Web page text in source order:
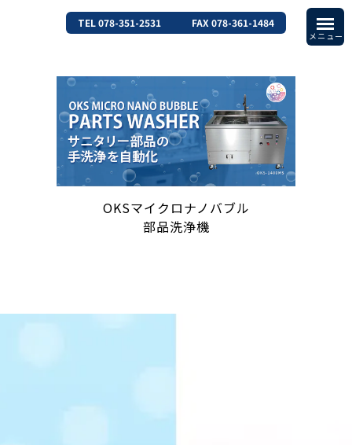
TEL 078-351-2531 FAX 078-361-1484
OKSマイクロナノバブル
部品洗浄機